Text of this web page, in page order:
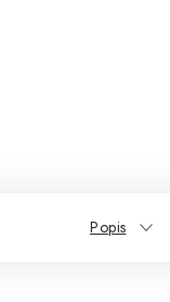
Popis